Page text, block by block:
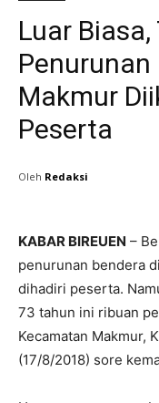
Luar
Penurunan
Makmur
Peserta
Oleh Redaksi
KABAR BIREUEN –
penurunan bendera
dihadiri peserta.
73 tahun ini ribuan
Kecamatan Makmur,
(17/8/2018) sore